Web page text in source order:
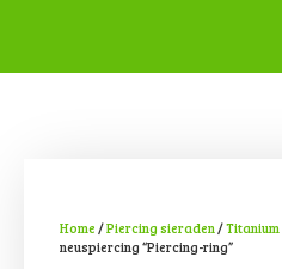
Home /Piercing sieraden /Titanium
neuspiercing “Piercing-ring”